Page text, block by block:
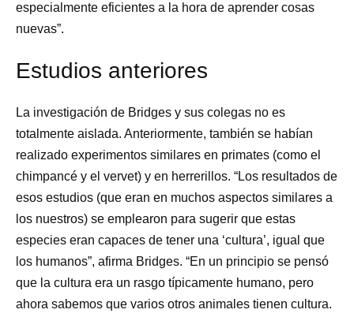
especialmente eficientes a la hora de aprender cosas
nuevas”.
Estudios anteriores
La investigación de Bridges y sus colegas no es
totalmente aislada. Anteriormente, también se habían
realizado experimentos similares en primates (como el
chimpancé y el vervet) y en herrerillos. “Los resultados de
esos estudios (que eran en muchos aspectos similares a
los nuestros) se emplearon para sugerir que estas
especies eran capaces de tener una ‘cultura’, igual que
los humanos”, afirma Bridges. “En un principio se pensó
que la cultura era un rasgo típicamente humano, pero
ahora sabemos que varios otros animales tienen cultura.